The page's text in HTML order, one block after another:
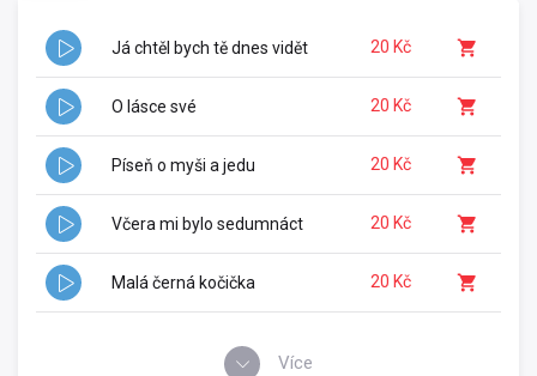
Já chtěl bych tě dnes vidět 20 Kč
O lásce své 20 Kč
Píseň o myši a jedu 20 Kč
Včera mi bylo sedumnáct 20 Kč
Malá černá kočička 20 Kč
Více